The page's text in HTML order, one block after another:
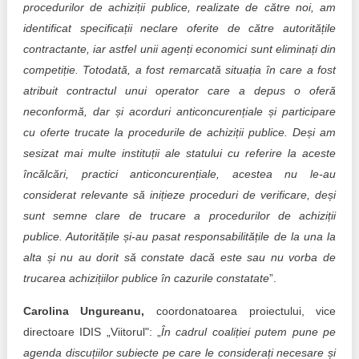
procedurilor de achiziții publice, realizate de către noi, am
identificat specificații neclare oferite de către autoritățile
contractante, iar astfel unii agenți economici sunt eliminați din
competiție. Totodată, a fost remarcată situația în care a fost
atribuit contractul unui operator care a depus o oferă
neconformă, dar și acorduri anticoncurențiale și participare
cu oferte trucate la procedurile de achiziții publice. Deși am
sesizat mai multe instituții ale statului cu referire la aceste
încălcări, practici anticoncurențiale, acestea nu le-au
considerat relevante să inițieze proceduri de verificare, deși
sunt semne clare de trucare a procedurilor de achiziții
publice. Autoritățile și-au pasat responsabilitățile de la una la
alta și nu au dorit să constate dacă este sau nu vorba de
trucarea achizițiilor publice în cazurile constatate”.
Carolina Ungureanu, coordonatoarea proiectului, vice
directoare IDIS „Viitorul": „În cadrul coaliției putem pune pe
agenda discuțiilor subiecte pe care le considerați necesare și